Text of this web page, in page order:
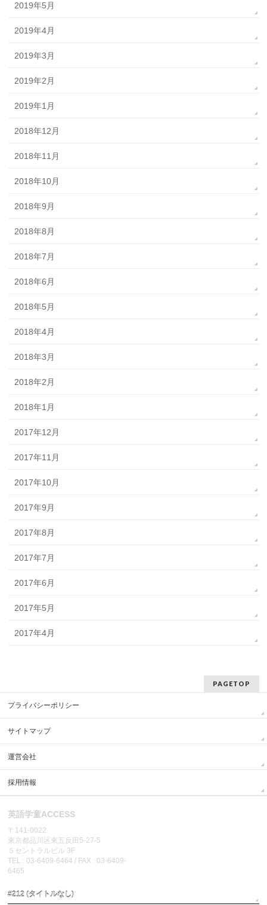
2019年5月
2019年4月
2019年3月
2019年2月
2019年1月
2018年12月
2018年11月
2018年10月
2018年9月
2018年8月
2018年7月
2018年6月
2018年5月
2018年4月
2018年3月
2018年2月
2018年1月
2017年12月
2017年11月
2017年10月
2017年9月
2017年8月
2017年7月
2017年6月
2017年5月
2017年4月
PAGETOP
プライバシーポリシー
サイトマップ
運営会社
採用情報
英語学童ACCESS
〒141-0022
東京都品川区東五反田5-27-5
５セントラルビル 3F
TEL : 03-6409-6464 / FAX : 03-6409-
6465
#212 (タイトルなし)